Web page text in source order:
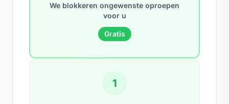
We blokkeren ongewenste oproepen
voor u
Gratis
1